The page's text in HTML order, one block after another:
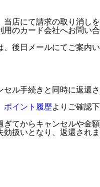
店にて請求の取り消しを
用のカード会社へお問い合
後日メールにてご案内い
ル手続きと同時に返還さ
ポイント履歴よりご確認下
てからキャンセルや金額
扱いとなり、返還されま